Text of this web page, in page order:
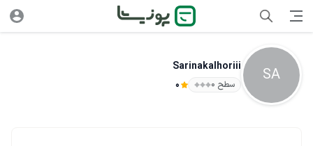
SA
Sarinakalhoriii
سطح ۰ 0